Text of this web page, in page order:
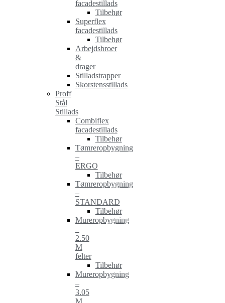
facadestillads
Tilbehør
Superflex
facadestillads
Tilbehør
Arbejdsbroer
&
drager
Stilladstrapper
Skorstensstillads
Proff
Stål
Stillads
Combiflex
facadestillads
Tilbehør
Tømreropbygning
–
ERGO
Tilbehør
Tømreropbygning
–
STANDARD
Tilbehør
Mureropbygning
–
2.50
M
felter
Tilbehør
Mureropbygning
–
3.05